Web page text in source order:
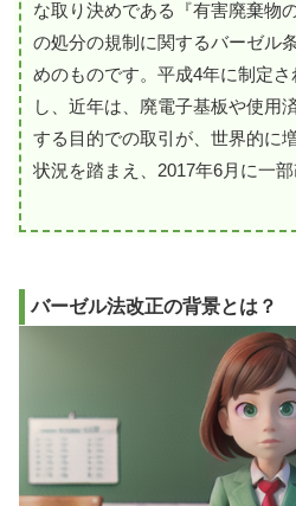
な取り決めである『有害廃棄物
の処分の規制に関するバーゼル
めのものです。平成4年に制定
し、近年は、廃電子基板や使用
する目的での取引が、世界的に
状況を踏まえ、2017年6月に一部
バーゼル法改正の背景とは？